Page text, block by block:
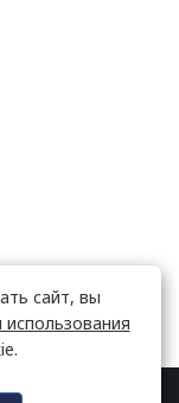
сайт, вы
использования